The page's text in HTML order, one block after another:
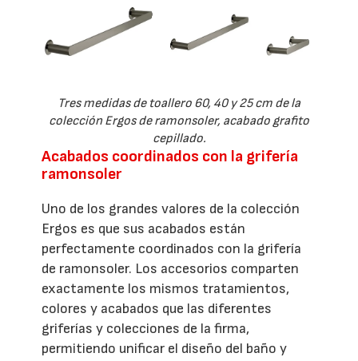
Tres medidas de toallero 60, 40 y 25 cm de la
colección Ergos de ramonsoler, acabado grafito
cepillado.
Acabados coordinados con la grifería
ramonsoler
Uno de los grandes valores de la colección
Ergos es que sus acabados están
perfectamente coordinados con la grifería
de ramonsoler. Los accesorios comparten
exactamente los mismos tratamientos,
colores y acabados que las diferentes
griferías y colecciones de la firma,
permitiendo unificar el diseño del baño y